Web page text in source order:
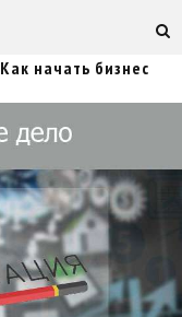
Как начать бизнес